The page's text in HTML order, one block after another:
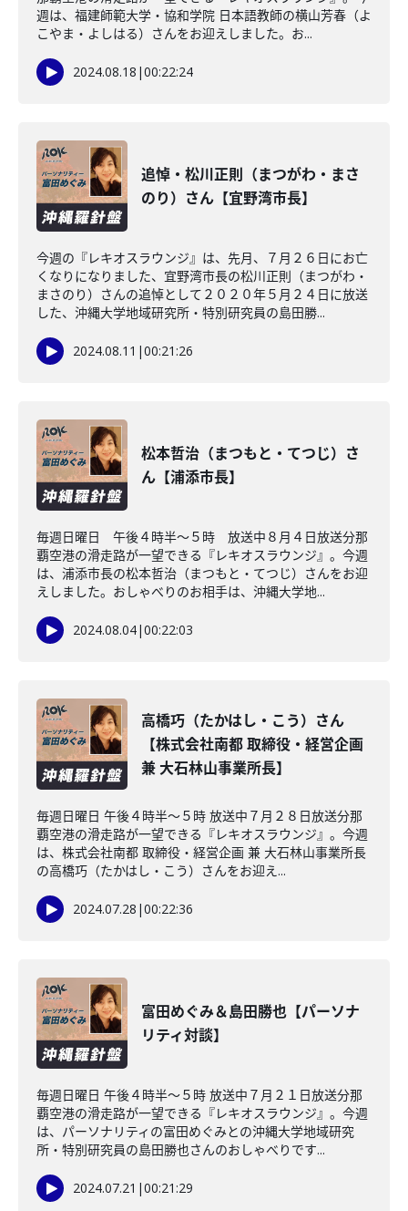
週は、福建師範大学・協和学院 日本語教師の横山芳春（よ
こやま・よしはる）さんをお迎えしました。お...
2024.08.18 |00:22:24
追悼・松川正則（まつがわ・まさ
のり）さん【宜野湾市長】
今週の『レキオスラウンジ』は、先月、７月２６日にお亡
くなりになりました、宜野湾市長の松川正則（まつがわ・
まさのり）さんの追悼として２０２０年５月２４日に放送
した、沖縄大学地域研究所・特別研究員の島田勝...
2024.08.11 |00:21:26
松本哲治（まつもと・てつじ）さ
ん【浦添市長】
毎週日曜日 午後４時半～５時 放送中８月４日放送分那
覇空港の滑走路が一望できる『レキオスラウンジ』。今週
は、浦添市長の松本哲治（まつもと・てつじ）さんをお迎
えしました。おしゃべりのお相手は、沖縄大学地...
2024.08.04|00:22:03
高橋巧（たかはし・こう）さん
【株式会社南都 取締役・経営企画
兼 大石林山事業所長】
毎週日曜日 午後４時半～５時 放送中７月２８日放送分那
覇空港の滑走路が一望できる『レキオスラウンジ』。今週
は、株式会社南都 取締役・経営企画 兼 大石林山事業所長
の高橋巧（たかはし・こう）さんをお迎え...
2024.07.28 |00:22:36
富田めぐみ＆島田勝也【パーソナ
リティ対談】
毎週日曜日 午後４時半～５時 放送中７月２１日放送分那
覇空港の滑走路が一望できる『レキオスラウンジ』。今週
は、パーソナリティの富田めぐみとの沖縄大学地域研究
所・特別研究員の島田勝也さんのおしゃべりです...
2024.07.21 |00:21:29